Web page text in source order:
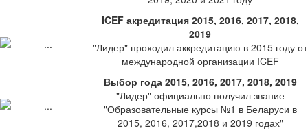
ICEF акредитация 2015, 2016, 2017, 2018,
2019
"Лидер" проходил аккредитацию в 2015 году от
международной организации ICEF
Выбор года 2015, 2016, 2017, 2018, 2019
"Лидер" официально получил звание
"Образовательные курсы №1 в Беларуси в
2015, 2016, 2017,2018 и 2019 годах"